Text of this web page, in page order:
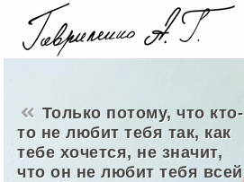
Только потому, что кто-
то не любит тебя так, как
тебе хочется, не значит,
что он не любит тебя всей